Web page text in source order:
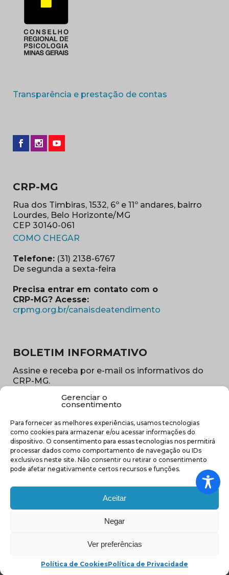
Gerenciar o
consentimento
Para fornecer as melhores experiências, usamos tecnologias
como cookies para armazenar e/ou acessar informações do
dispositivo. O consentimento para essas tecnologias nos permitirá
processar dados como comportamento de navegação ou IDs
exclusivos neste site. Não consentir ou retirar o consentimento
pode afetar negativamente certos recursos e funções.
Aceitar
Negar
Ver preferências
Política de CookiesPolítica de Privacidade
Transparência e prestação de contas
CRP-MG
Rua dos Timbiras, 1532, 6º e 11º andares, bairro
Lourdes, Belo Horizonte/MG
CEP 30140-061
COMO CHEGAR
Telefone: (31) 2138-6767
De segunda a sexta-feira
Precisa entrar em contato com o
CRP-MG? Acesse:
crpmg.org.br/canaisdeatendimento
BOLETIM INFORMATIVO
Assine e receba por e-mail os informativos do
CRP-MG.
E-
mail
(obrigatório)
Sub
região